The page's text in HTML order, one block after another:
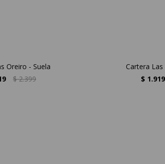
Oreiro - Suela
$ 2.399
Cartera
$ 1.919